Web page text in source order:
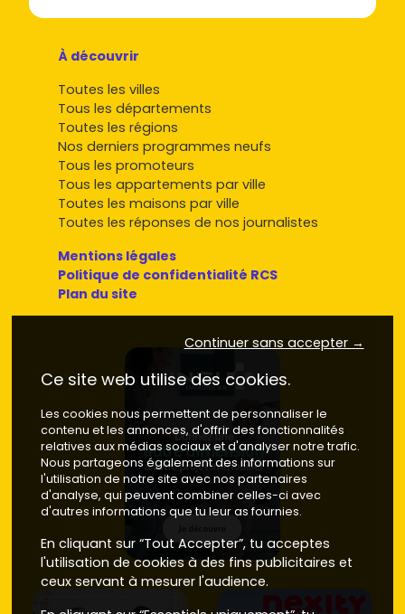
À découvrir
Toutes les villes
Tous les départements
Toutes les régions
Nos derniers programmes neufs
Tous les promoteurs
Tous les appartements par ville
Toutes les maisons par ville
Toutes les réponses de nos journalistes
Mentions légales
Politique de confidentialité RCS
Plan du site
Continuer sans accepter →
Ce site web utilise des cookies.
Les cookies nous permettent de personnaliser le
contenu et les annonces, d'offrir des fonctionnalités
relatives aux médias sociaux et d'analyser notre trafic.
Nous partageons également des informations sur
l'utilisation de notre site avec nos partenaires
d'analyse, qui peuvent combiner celles-ci avec
d'autres informations que tu leur as fournies.
En cliquant sur “Tout Accepter”, tu acceptes
l'utilisation de cookies à des fins publicitaires et
ceux servant à mesurer l'audience.